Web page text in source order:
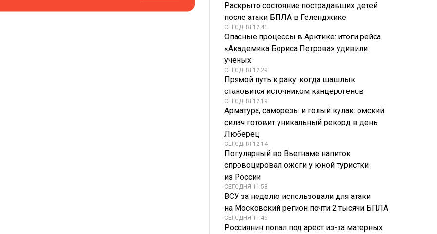
Раскрыто состояние пострадавших детей
после атаки БПЛА в Геленджике
СЕГОДНЯ 12:41
Опасные процессы в Арктике: итоги рейса
«Академика Бориса Петрова» удивили
ученых
СЕГОДНЯ 12:29
Прямой путь к раку: когда шашлык
становится источником канцерогенов
СЕГОДНЯ 12:19
Арматура, саморезы и голый кулак: омский
силач готовит уникальный рекорд в день
Люберец
СЕГОДНЯ 12:14
Популярный во Вьетнаме напиток
спровоцировал ожоги у юной туристки
из России
СЕГОДНЯ 11:58
ВСУ за неделю использовали для атаки
на Московский регион почти 2 тысячи БПЛА
СЕГОДНЯ 11:46
Россиянин попал под арест из-за матерных